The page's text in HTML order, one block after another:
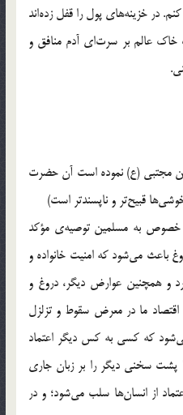
در خزینه‌های پول را قفل زده‌اند
عالم بر سرت‌ای آدم منافق و
مجتبی (ع) نموده است آن حضرت
قبیح‌تر و ناپسندتر است)
خصوص به مسلمین توصیه‌ی مؤکد
باعث می‌شود که امنیت خانواده و
و همچنین عوارض دیگر، دروغ و
ما در معرض سقوط و تزلزل
که کسی به کس دیگر اعتماد
پشت سخنی دیگر را بر زبان جاری
از انسان‌ها سلب می‌شود؛ و در